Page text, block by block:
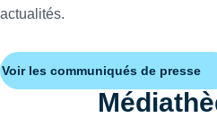
actualités.
Voir les communiqués de presse